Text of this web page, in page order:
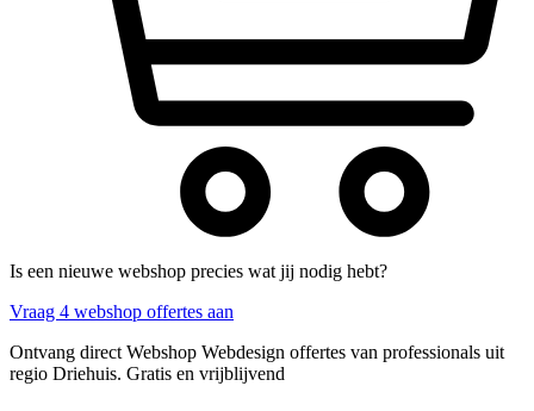
Is een nieuwe webshop precies wat jij nodig hebt?
Vraag 4 webshop offertes aan
Ontvang direct Webshop Webdesign offertes van professionals uit
regio Driehuis. Gratis en vrijblijvend